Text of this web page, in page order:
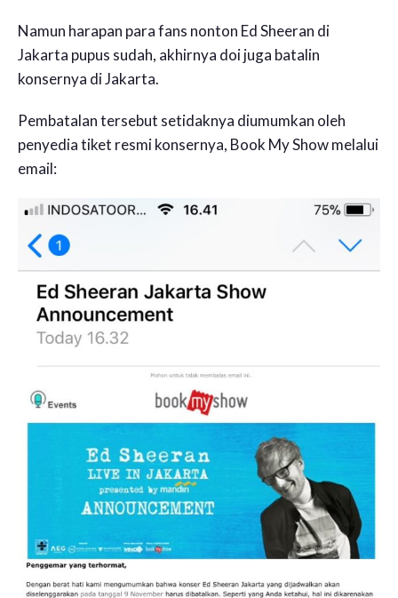
Namun harapan para fans nonton Ed Sheeran di
Jakarta pupus sudah, akhirnya doi juga batalin
konsernya di Jakarta.
Pembatalan tersebut setidaknya diumumkan oleh
penyedia tiket resmi konsernya, Book My Show melalui
email: